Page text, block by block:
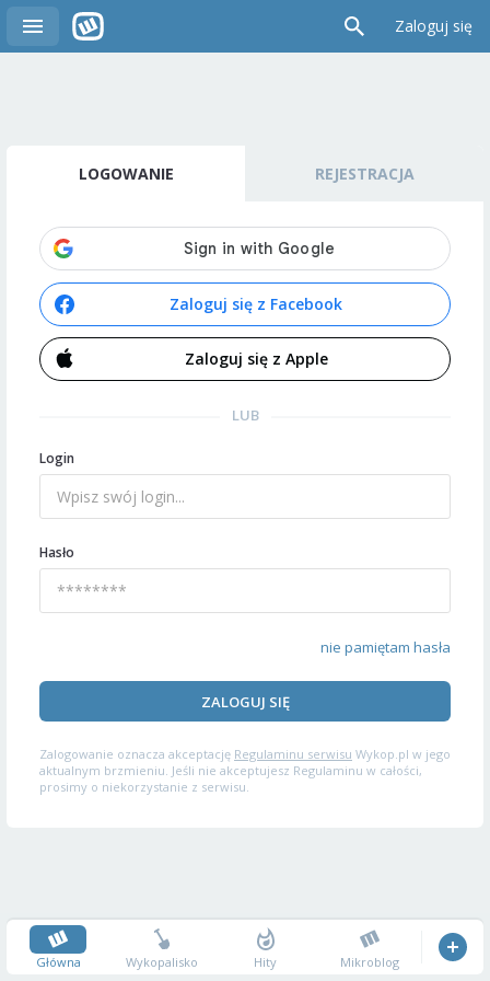
Zaloguj się
LOGOWANIE REJESTRACJA
Zaloguj się z Facebook
Zaloguj się z Apple
LUB
Login
Hasło
nie pamiętam hasła
ZALOGUJ SIĘ
Zalogowanie oznacza akceptację Regulaminu serwisu Wykop.pl w jego
aktualnym brzmieniu. Jeśli nie akceptujesz Regulaminu w całości,
prosimy o niekorzystanie z serwisu.
Główna Wykopalisko Hity Mikroblog